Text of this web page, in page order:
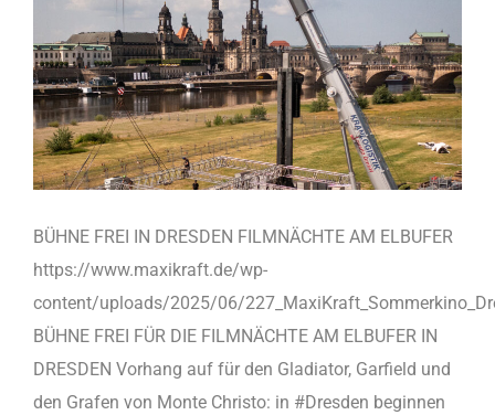
BÜHNE FREI IN DRESDEN FILMNÄCHTE AM ELBUFER
https://www.maxikraft.de/wp-
content/uploads/2025/06/
BÜHNE FREI FÜR DIE FILMNÄCHTE AM ELBUFER IN
DRESDEN Vorhang auf für den Gladiator, Garfield und
den Grafen von Monte Christo: in #Dresden beginnen